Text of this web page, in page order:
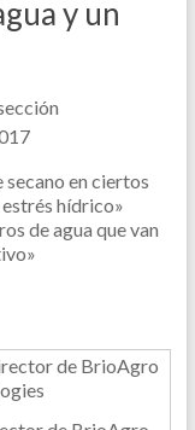
y un
secano en ciertos
hídrico»
de agua que van